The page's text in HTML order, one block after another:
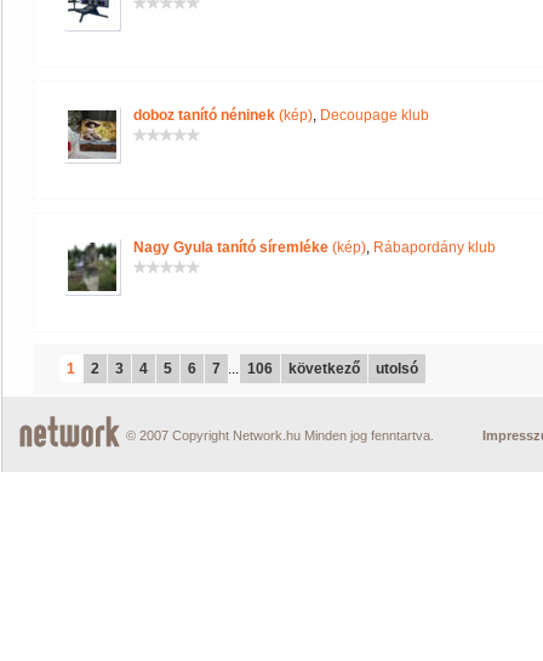
doboz tanító néninek (kép), Decoupage klub
Nagy Gyula tanító síremléke (kép), Rábapordány klub
1 2 3 4 5 6 7 ... 106 következő utolsó
© 2007 Copyright Network.hu Minden jog fenntartva.